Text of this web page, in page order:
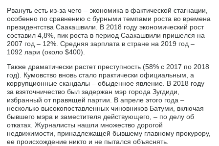
Рвануть есть из-за чего – экономика в фактической стагнации,
особенно по сравнению с бурными темпами роста во времена
президентства Саакашвили. В 2018 году экономический рост
составил 4,8%, пик роста в период Саакашвили пришелся на
2007 год – 12%. Средняя зарплата в стране на 2019 год –
1092 лари (около $400).
Также драматически растет преступность (58% с 2017 по 2018
год). Кумовство вновь стало практически официальным, а
коррупционные скандалы – обыденное явление. В 2018 году
за взяточничество был задержан мэр города Зугдиди,
избранный от правящей партии. В апреле этого года –
несколько высокопоставленных чиновников Батуми, включая
бывшего мэра и заместителя действующего, – по делу об
откатах. Журналисты нашли множество дорогой
недвижимости, принадлежащей бывшему главному прокурору,
ее происхождение никто и не пытался объяснять.